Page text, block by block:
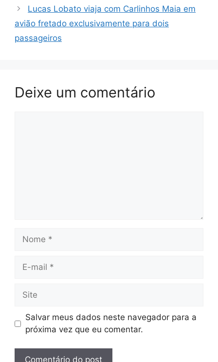
Lucas Lobato viaja com Carlinhos Maia em
avião fretado exclusivamente para dois
passageiros
Deixe um comentário
Nome
Site
Salvar meus dados neste navegador para a
próxima vez que eu comentar.